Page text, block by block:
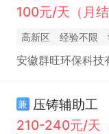
100元/天（月结
高新区 经验不限
安徽群旺环保科技
兼 压铸辅助工
210-240元/天